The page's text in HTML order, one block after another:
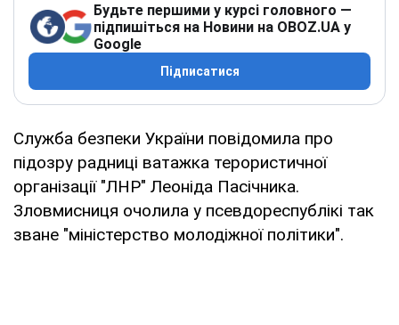
Будьте першими у курсі головного —
підпишіться на Новини на OBOZ.UA у
Google
Підписатися
Служба безпеки України повідомила про
підозру радниці ватажка терористичної
організації "ЛНР" Леоніда Пасічника.
Зловмисниця очолила у псевдореспублікі так
зване "міністерство молодіжної політики".